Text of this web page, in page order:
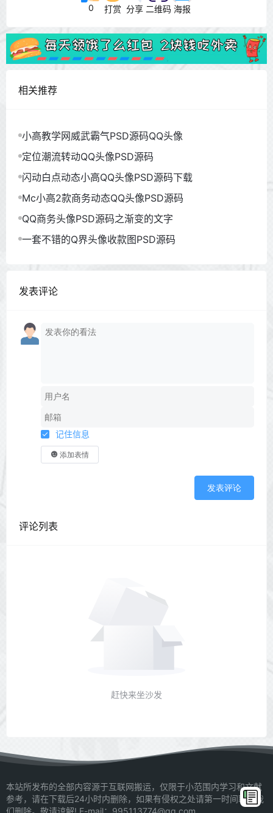
0 打赏 分享 二维码 海报
相关推荐
小高教学网威武霸气PSD源码QQ头像
定位潮流转动QQ头像PSD源码
闪动白点动态小高QQ头像PSD源码下载
Mc小高2款商务动态QQ头像PSD源码
QQ商务头像PSD源码之渐变的文字
一套不错的Q界头像收款图PSD源码
发表评论
记住信息
添加表情
发表评论
评论列表
赶快来坐沙发
本站所发布的全部内容源于互联网搬运，仅限于小范围内学习和文献
参考，请在下载后24小时内删除，如果有侵权之处请第一时间联系我
们删除。敬请谅解! E-mail：995113774@qq.com